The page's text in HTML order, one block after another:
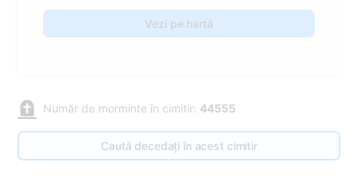
Vezi pe hartă
Număr de morminte în cimitir: 44555
Caută decedați în acest cimitir